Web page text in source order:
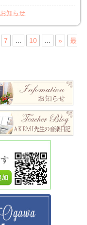
お知らせ
7 10 »
最